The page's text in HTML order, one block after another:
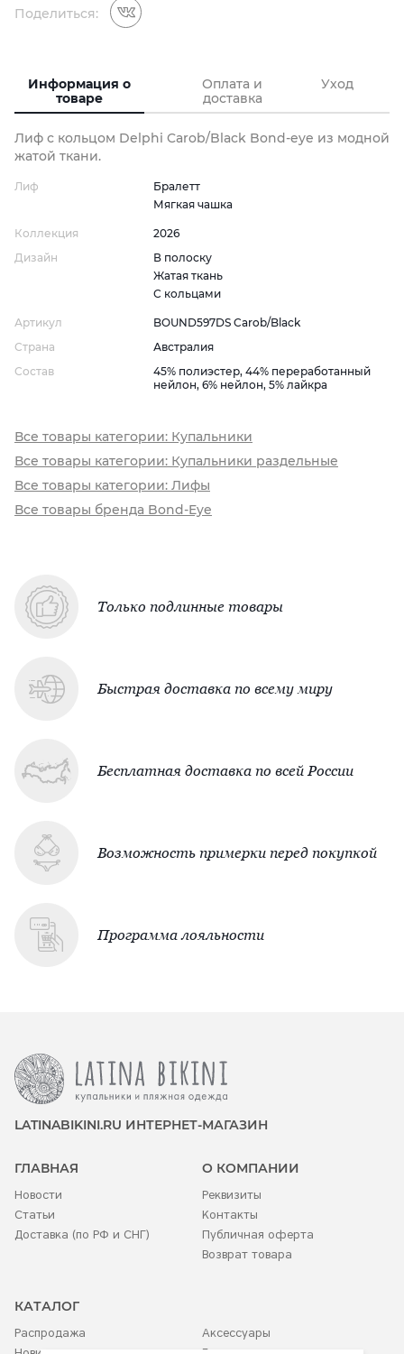
Поделиться:
Информация о
товаре
Оплата и
доставка
Уход
Лиф с кольцом Delphi Carob/Black Bond-eye из модной
жатой ткани.
Лиф
Бралетт
Мягкая чашка
Коллекция
2026
Дизайн
В полоску
Жатая ткань
С кольцами
Артикул
BOUND597DS Carob/Black
Страна
Австралия
Состав
45% полиэстер, 44% переработанный
нейлон, 6% нейлон, 5% лайкра
Все товары категории: Купальники
Все товары категории: Купальники раздельные
Все товары категории: Лифы
Все товары бренда Bond-Eye
Только подлинные товары
Быстрая доставка по всему миру
Бесплатная доставка по всей России
Возможность примерки перед покупкой
Программа лояльности
LATINABIKINI.RU ИНТЕРНЕТ-МАГАЗИН
ГЛАВНАЯ
Новости
Статьи
Доставка (по РФ и СНГ)
О КОМПАНИИ
Реквизиты
Контакты
Публичная оферта
Возврат товара
КАТАЛОГ
Распродажа
Аксессуары